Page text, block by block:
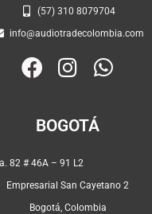
(57) 310 8079704
info@audiotradecolombia.com
F
c
e
b
o
o
I
s
t
a
g
r
W
a
p
BOGOTÁ
– 91 L2
Empresarial San Cayetano 2
Bogotá, Colombia